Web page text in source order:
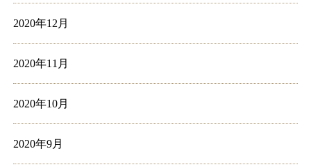
2020年12月
2020年11月
2020年10月
2020年9月